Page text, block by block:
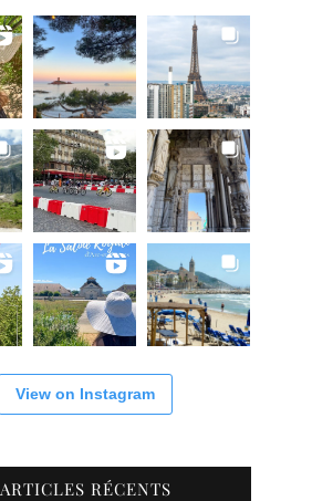
View on Instagram
ARTICLES RÉCENTS